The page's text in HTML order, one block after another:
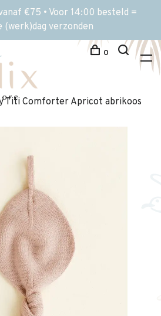
€75 • Voor 14:00 besteld =
(werk)dag verzonden
0
Titi Comforter Apricot abrikoos